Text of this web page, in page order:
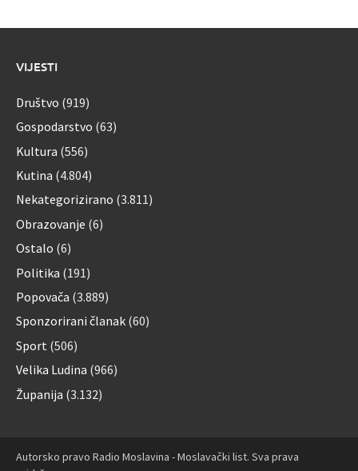
VIJESTI
Društvo (919)
Gospodarstvo (63)
Kultura (556)
Kutina (4.804)
Nekategorizirano (3.811)
Obrazovanje (6)
Ostalo (6)
Politika (191)
Popovača (3.889)
Sponzorirani članak (60)
Sport (506)
Velika Ludina (966)
Županija (3.132)
Autorsko pravo Radio Moslavina - Moslavački list. Sva prava